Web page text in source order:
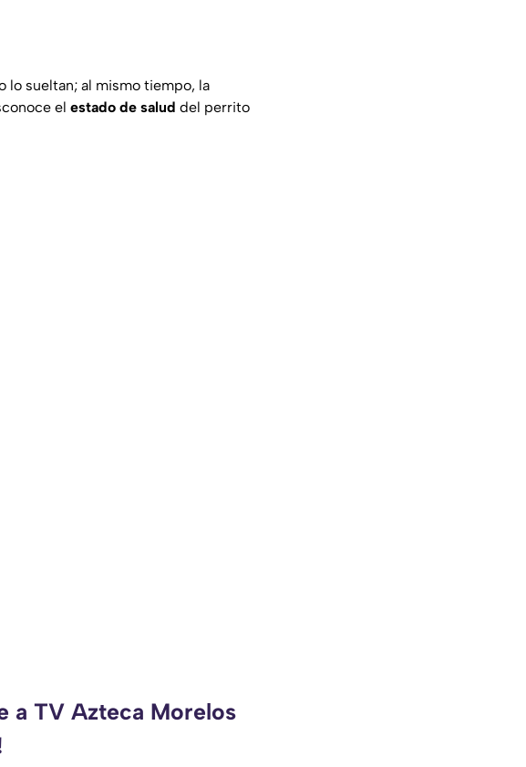
lo sueltan; al mismo tiempo, la
el estado de salud del perrito
a TV Azteca Morelos